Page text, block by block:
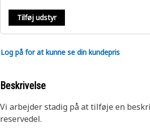
Tilføj udstyr
Log på for at kunne se din kundepris
Beskrivelse
Vi arbejder stadig på at tilføje en
reservedel.